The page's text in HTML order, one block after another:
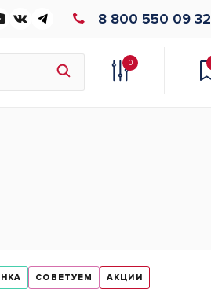
8 800 550 09 32
0
СОВЕТУЕМ АКЦИИ